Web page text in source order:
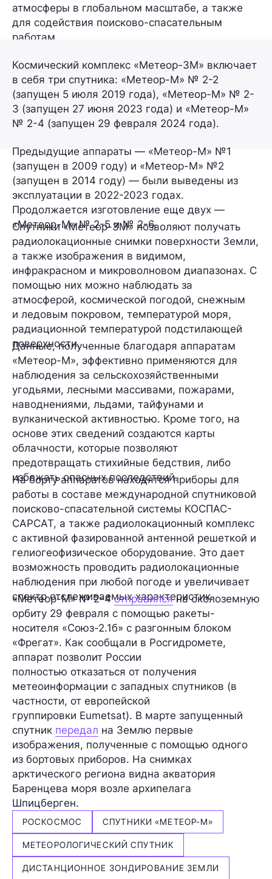
атмосферы в глобальном масштабе, а также
для содействия поисково-спасательным
работам.
Космический комплекс «Метеор-3М» включает
в себя три спутника: «Метеор-М» № 2-2
(запущен 5 июля 2019 года), «Метеор-М» № 2-
3 (запущен 27 июня 2023 года) и «Метеор-М»
№ 2-4 (запущен 29 февраля 2024 года).
Предыдущие аппараты — «Метеор-М» №1
(запущен в 2009 году) и «Метеор-М» №2
(запущен в 2014 году) — были выведены из
эксплуатации в 2022-2023 годах.
Продолжается изготовление еще двух —
«Метеор-М» № 2-5 и № 2-6.
Спутники «Метеор-3М» позволяют получать
радиолокационные снимки поверхности Земли,
а также изображения в видимом,
инфракрасном и микроволновом диапазонах. С
помощью них можно наблюдать за
атмосферой, космической погодой, снежным
и ледовым покровом, температурой моря,
радиационной температурой подстилающей
поверхности.
Данные, полученные благодаря аппаратам
«Метеор-М», эффективно применяются для
наблюдения за сельскохозяйственными
угодьями, лесными массивами, пожарами,
наводнениями, льдами, тайфунами и
вулканической активностью. Кроме того, на
основе этих сведений создаются карты
облачности, которые позволяют
предотвращать стихийные бедствия, либо
избежать опасных последствий.
На борту аппаратов находятся приборы для
работы в составе международной спутниковой
поисково-спасательной системы КОСПАС-
САРСАТ, а также радиолокационный комплекс
с активной фазированной антенной решеткой и
гелиогеофизическое оборудование. Это дает
возможность проводить радиолокационные
наблюдения при любой погоде и увеличивает
спектр отслеживаемых характеристик.
«Метеор-М» № 2-4отправилсяна околоземную
орбиту 29 февраля с помощью ракеты-
носителя «Союз-2.1б» с разгонным блоком
«Фрегат». Как сообщали в Росгидромете,
аппарат позволит России
полностью отказаться от получения
метеоинформации с западных спутников (в
частности, от европейской
группировки Eumetsat). В марте запущенный
спутник передал на Землю первые
изображения, полученные с помощью одного
из бортовых приборов. На снимках
арктического региона видна акватория
Баренцева моря возле архипелага
Шпицберген.
РОСКОСМОС СПУТНИКИ «МЕТЕОР-М»
МЕТЕОРОЛОГИЧЕСКИЙ СПУТНИК
ДИСТАНЦИОННОЕ ЗОНДИРОВАНИЕ ЗЕМЛИ